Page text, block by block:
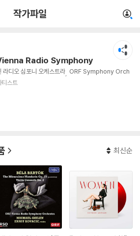
작가파일
Radio Symphony
라디오 심포니 오케스트라 ORF Symphony Orch
Vienna, ORF Radio-Symphonieorchester
티스트
최신순